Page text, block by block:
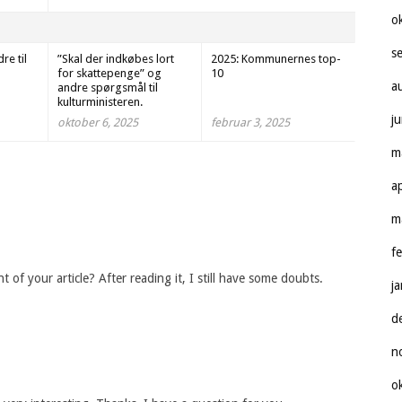
til
”Skal der indkøbes lort
for skattepenge” og
andre spørgsmål til
kulturministeren.
oktober 6, 2025
2025: Kommunernes top-
10
februar 3, 2025
of your article? After reading it, I still have some doubts.